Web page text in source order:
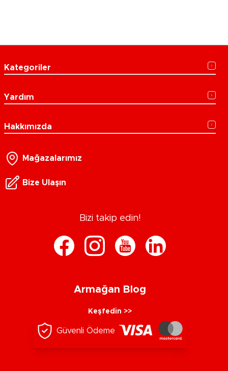
Kategoriler
Yardım
Hakkımızda
Mağazalarımız
Bize Ulaşın
Bizi takip edin!
Armağan Blog
Keşfedin >>
Güvenli Ödeme